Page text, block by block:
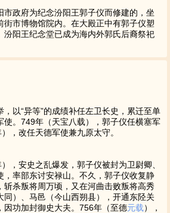
政府为纪念汾阳王郭子仪而修建的，坐
街市博物馆院内。在大殿正中有郭子仪塑
汾阳王纪念堂已成为海内外郭氏后裔祭祀
，以“异等”的成绩补任左卫长史，累迁至单
使。749年（天宝八载），郭子仪任横塞军
，改任天德军使兼九原太守。
安史之乱爆发，郭子仪被封为卫尉卿、
，率部东讨安禄山。不久，郭子仪收复静
斩杀叛将周万顷，又在河曲击败叛将高秀
同）、马邑（今山西朔县），开通东陉关
因功加封御史大夫。756年（至德元载），